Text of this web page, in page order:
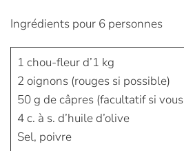
Ingrédients pour 6 personnes
1 chou-fleur d’1 kg
2 oignons (rouges si possible)
50 g de câpres (facultatif si vous
4 c. à s. d’huile d’olive
Sel, poivre